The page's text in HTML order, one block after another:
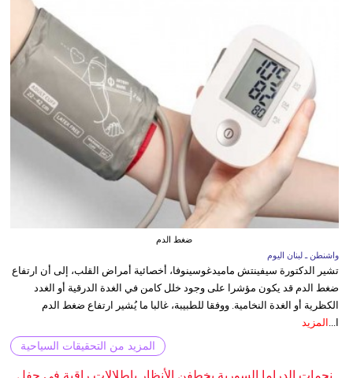
ضغط الدم
واشنطن ـ لبنان اليوم
تشير الدكتورة سيفينتش ماميدغوسينوفا، أخصائية أمراض القلب، إلى أن ارتفاع
ضغط الدم قد يكون مؤشرا على وجود خلل كامن في الغدة الدرقية أو الغدد
الكظرية أو الغدة النخامية. ووفقا للطبيبة، غالبا ما يُشير ارتفاع ضغط الدم
ا... المزيد
المزيد من التحقيقات السياحية
نجمات الدراما السورية يخطفن الأنظار بإطلالات راقية في حفل